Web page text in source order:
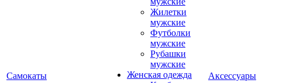
Самокаты
Жилетки
мужские
Футболки
мужские
Рубашки
мужские
Женская одежда
Аксессуары